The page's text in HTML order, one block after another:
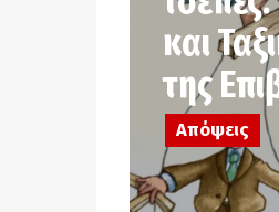
και
της
Απόψεις